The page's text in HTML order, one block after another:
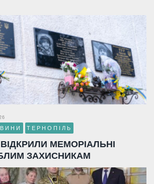
ТЕРНОПІЛЬ
МЕМОРІАЛЬНІ
ЗАХИСНИКАМ